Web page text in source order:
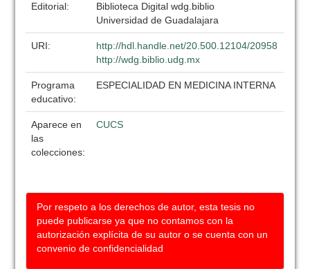
Editorial:
Biblioteca Digital wdg.biblio
Universidad de Guadalajara
URI:
http://hdl.handle.net/20.500.12104/20958
http://wdg.biblio.udg.mx
Programa
educativo:
ESPECIALIDAD EN MEDICINA INTERNA
Aparece en
las
colecciones:
CUCS
Por respeto a los derechos de autor, esta tesis no
puede publicarse ya que no contamos con la
autorización explícita de su autor o se cuenta con un
convenio de confidencialidad